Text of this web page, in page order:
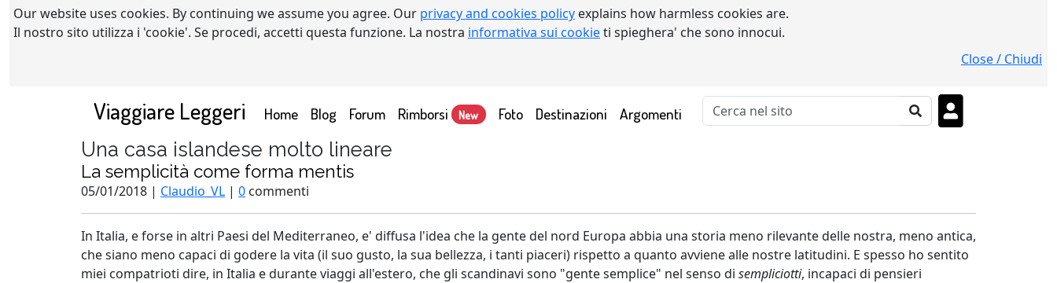
Our website uses cookies. By continuing we assume you agree. Our privacy and cookies policy explains how harmless cookies are.
Il nostro sito utilizza i 'cookie'. Se procedi, accetti questa funzione. La nostra informativa sui cookieti spieghera' che sono innocui.
Close / Chiudi
Viaggiare Leggeri Home(current)
Blog Forum Rimborsi New Foto Destinazioni Argomenti
Una casa islandese molto lineare
La semplicità come forma mentis
05/01/2018 | Claudio_VL | 0 commenti
In Italia, e forse in altri Paesi del Mediterraneo, e' diffusa l'idea che la gente del nord Europa abbia una storia meno rilevante delle nostra, meno antica,
che siano meno capaci di godere la vita (il suo gusto, la sua bellezza, i tanti piaceri) rispetto a quanto avviene alle nostre latitudini. E spesso ho sentito
miei compatrioti dire, in Italia e durante viaggi all'estero, che gli scandinavi sono "gente semplice" nel senso di sempliciotti, incapaci di pensieri